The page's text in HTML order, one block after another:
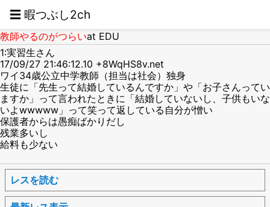
☰ 暇つぶし2ch
教師やるのがつらいat EDU
1:実習生さん
17/09/27 21:46:12.10 +8WqHS8v.net
ワイ34歳公立中学教師（担当は社会）独身
生徒に「先生って結婚しているんですか」や「お子さんってい
ますか」って言われたときに「結婚していないし、子供もいな
いよwwwww」って笑って返している自分が憎い
保護者からは愚痴ばかりだし
残業多いし
給料も少ない
レスを読む